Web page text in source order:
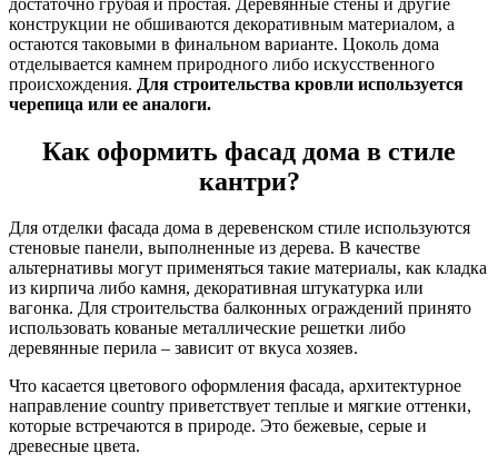
конструкции не обшиваются декоративным материалом, а
остаются таковыми в финальном варианте. Цоколь дома
отделывается камнем природного либо искусственного
происхождения. Для строительства кровли используется
черепица или ее аналоги.
Как оформить фасад дома в стиле
кантри?
Для отделки фасада дома в деревенском стиле используются
стеновые панели, выполненные из дерева. В качестве
альтернативы могут применяться такие материалы, как кладка
из кирпича либо камня, декоративная штукатурка или
вагонка. Для строительства балконных ограждений принято
использовать кованые металлические решетки либо
деревянные перила – зависит от вкуса хозяев.
Что касается цветового оформления фасада, архитектурное
направление country приветствует теплые и мягкие оттенки,
которые встречаются в природе. Это бежевые, серые и
древесные цвета.